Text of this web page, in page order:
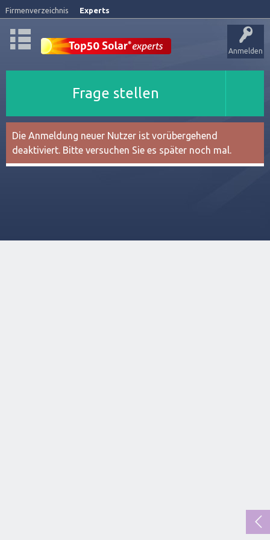
Firmenverzeichnis Experts
Anmelden
Frage stellen
Die Anmeldung neuer Nutzer ist vorübergehend
deaktiviert. Bitte versuchen Sie es später noch mal.